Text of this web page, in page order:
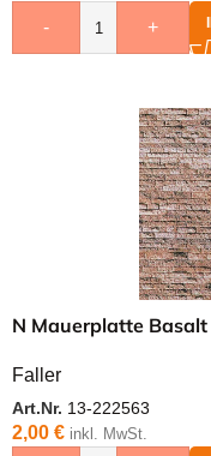
- +
N Mauerplatte Basalt
Faller
Art.Nr. 13-222563
2,00 € inkl. MwSt.